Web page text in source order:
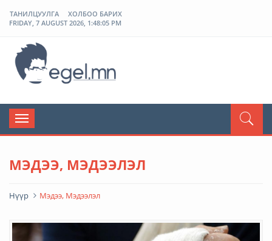
ТАНИЛЦУУЛГА
ХОЛБОО БАРИХ
FRIDAY, 7 AUGUST 2026, 1:48:05 PM
Toggle
navigation
МЭДЭЭ, МЭДЭЭЛЭЛ
Нүүр Мэдээ, Мэдээлэл